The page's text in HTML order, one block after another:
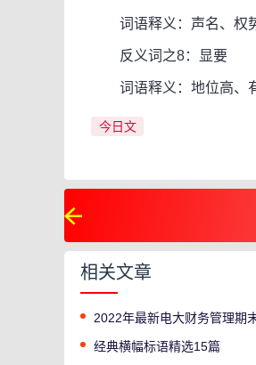
词语释义：声名、权势
反义词之8：显要
词语释义：地位高、有
今日文
相关文章
2022年最新电大财务管理期
经典横幅标语精选15篇